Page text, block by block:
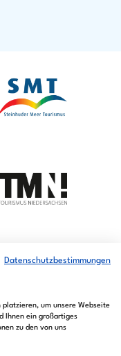
Datenschutzbestimmungen
platzieren, um unsere Webseite
Ihnen ein großartiges
zu den von uns